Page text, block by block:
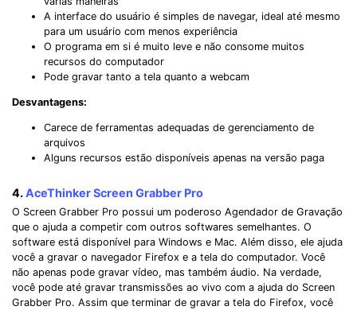
A interface do usuário é simples de navegar, ideal até mesmo
para um usuário com menos experiência
O programa em si é muito leve e não consome muitos
recursos do computador
Pode gravar tanto a tela quanto a webcam
Desvantagens:
Carece de ferramentas adequadas de gerenciamento de
arquivos
Alguns recursos estão disponíveis apenas na versão paga
4.AceThinker Screen Grabber Pro
O Screen Grabber Pro possui um poderoso Agendador de Gravação
que o ajuda a competir com outros softwares semelhantes. O
software está disponível para Windows e Mac. Além disso, ele ajuda
você a gravar o navegador Firefox e a tela do computador. Você
não apenas pode gravar vídeo, mas também áudio. Na verdade,
você pode até gravar transmissões ao vivo com a ajuda do Screen
Grabber Pro. Assim que terminar de gravar a tela do Firefox, você